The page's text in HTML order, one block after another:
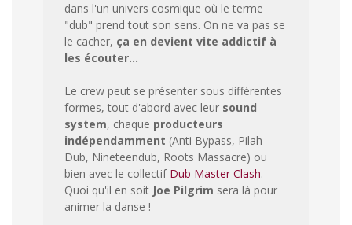
dans l'un univers cosmique où le terme
"dub" prend tout son sens. On ne va pas se
le cacher, ça en devient vite addictif à
les écouter...
Le crew peut se présenter sous différentes
formes, tout d'abord avec leur sound
system, chaque producteurs
indépendamment (Anti Bypass, Pilah
Dub, Nineteendub, Roots Massacre) ou
bien avec le collectif Dub Master Clash.
Quoi qu'il en soit Joe Pilgrim sera là pour
animer la danse !